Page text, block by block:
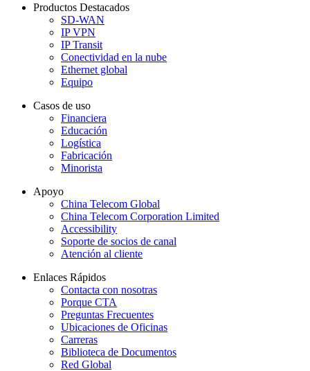
Productos Destacados
SD-WAN
IP VPN
IP Transit
Conectividad en la nube
Ethernet global
Equipo
Casos de uso
Financiera
Educación
Logística
Fabricación
Minorista
Apoyo
China Telecom Global
China Telecom Corporation Limited
Accessibility
Soporte de socios de canal
Atención al cliente
Enlaces Rápidos
Contacta con nosotras
Porque CTA
Preguntas Frecuentes
Ubicaciones de Oficinas
Carreras
Biblioteca de Documentos
Red Global